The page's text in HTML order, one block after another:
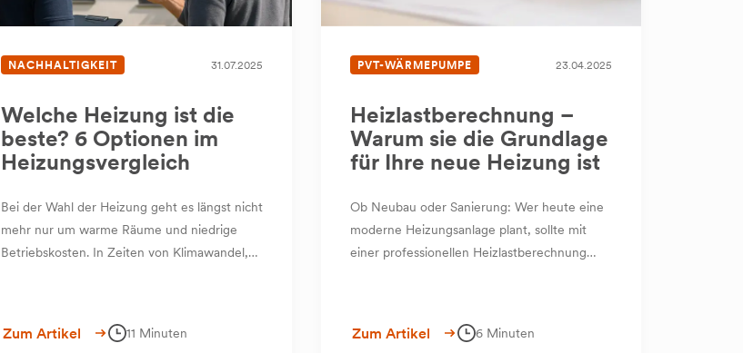
NACHHALTIGKEIT 31.07.2025
Welche Heizung ist die
beste? 6 Optionen im
Heizungsvergleich
Bei der Wahl der Heizung geht es längst nicht
mehr nur um warme Räume und niedrige
Betriebskosten. In Zeiten von Klimawandel,
Entscheidung mit weitreichenden Folgen –
für Ihren Geldbeutel, Ihr Zuhause und unsere
Zum Artikel 11 Minuten
PVT-WÄRMEPUMPE 23.04.2025
Heizlastberechnung –
Warum sie die Grundlage
für Ihre neue Heizung ist
Ob Neubau oder Sanierung: Wer heute eine
moderne Heizungsanlage plant, sollte mit
einer professionellen Heizlastberechnung
kann die Heiztechnik optimal darauf
abgestimmt werden – ganz gleich, ob es um
Zum Artikel 6 Minuten